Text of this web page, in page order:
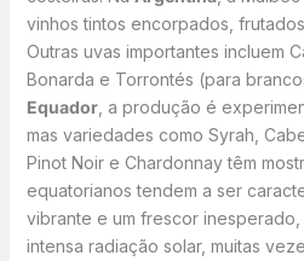
vinhos tintos encorpados,
Outras uvas importantes incluem
Bonarda e Torrontés (para
Equador, a produção é
mas variedades como Syrah,
Pinot Noir e Chardonnay têm
equatorianos tendem a ser
vibrante e um frescor
intensa radiação solar, muitas